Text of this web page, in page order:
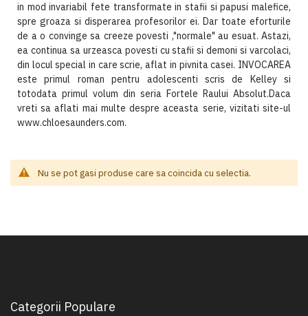
in mod invariabil fete transformate in stafii si papusi malefice,
spre groaza si disperarea profesorilor ei. Dar toate eforturile
de a o convinge sa creeze povesti ,"normale" au esuat. Astazi,
ea continua sa urzeasca povesti cu stafii si demoni si varcolaci,
din locul special in care scrie, aflat in pivnita casei. INVOCAREA
este primul roman pentru adolescenti scris de Kelley si
totodata primul volum din seria Fortele Raului Absolut.Daca
vreti sa aflati mai multe despre aceasta serie, vizitati site-ul
www.chloesaunders.com.
Nu se pot gasi produse care sa coincida cu selectia.
Categorii Populare